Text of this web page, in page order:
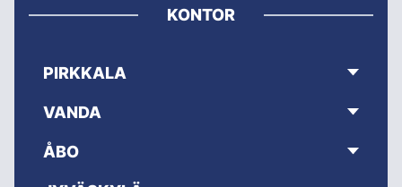
KONTOR
PIRKKALA
VANDA
ÅBO